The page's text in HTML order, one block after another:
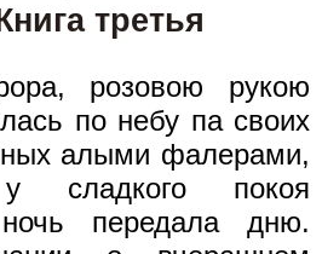
третья
розовою рукою
по небу па своих
алыми фалерами,
сладкого покоя
передала дню.